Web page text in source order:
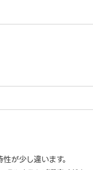
が少し違います。